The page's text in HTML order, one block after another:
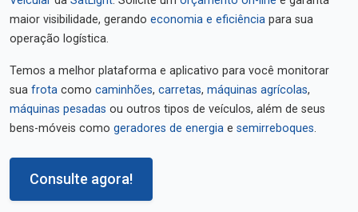
maior visibilidade, gerando economia e eficiência para sua
operação logística.
Temos a melhor plataforma e aplicativo para você monitorar
sua frota como caminhões, carretas, máquinas agrícolas,
máquinas pesadas ou outros tipos de veículos, além de seus
bens-móveis como geradores de energia e semirreboques.
Consulte agora!